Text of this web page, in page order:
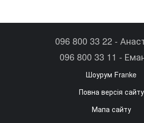
096 800 33 22 -
096 800 33 11 -
Шоурум Franke
Повна версія сайту
Мапа сайту